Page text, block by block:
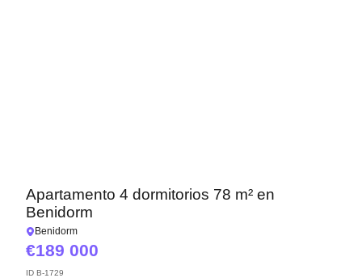
Apartamento 4 dormitorios 78 m² en
Benidorm
Benidorm
189 000
ID B-1729